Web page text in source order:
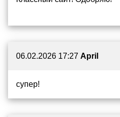
06.02.2026 17:27 April
супер!